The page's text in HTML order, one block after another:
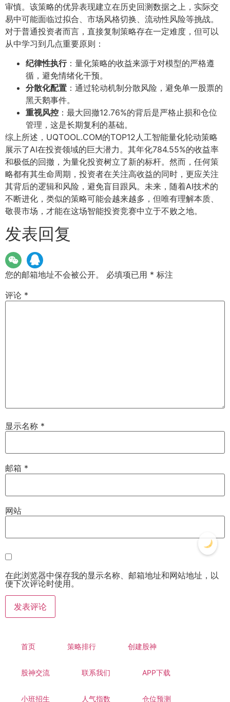
审慎。该策略的优异表现建立在历史回测数据之上，实际交
易中可能面临过拟合、市场风格切换、流动性风险等挑战。
对于普通投资者而言，直接复制策略存在一定难度，但可以
从中学习到几点重要原则：
纪律性执行：量化策略的收益来源于对模型的严格遵
循，避免情绪化干预。
分散化配置 ：通过轮动机制分散风险，避免单一股票的
黑天鹅事件。
重视风控 ：最大回撤12.76%的背后是严格止损和仓位
管理，这是长期复利的基础。
综上所述，UQTOOL.COM的TOP12人工智能量化轮动策略
展示了AI在投资领域的巨大潜力。其年化784.55%的收益率
和极低的回撤，为量化投资树立了新的标杆。然而，任何策
略都有其生命周期，投资者在关注高收益的同时，更应关注
其背后的逻辑和风险，避免盲目跟风。未来，随着AI技术的
不断进化，类似的策略可能会越来越多，但唯有理解本质、
敬畏市场，才能在这场智能投资竞赛中立于不败之地。
发表回复
您的邮箱地址不会被公开。 必填项已用 * 标注
评论 *
显示名称 *
邮箱 *
网站
在此浏览器中保存我的显示名称、邮箱地址和网站地址，以
便下次评论时使用。
首页 策略排行 创建股神
股神交流 联系我们 APP下载
小班招生 人气指数 仓位预测